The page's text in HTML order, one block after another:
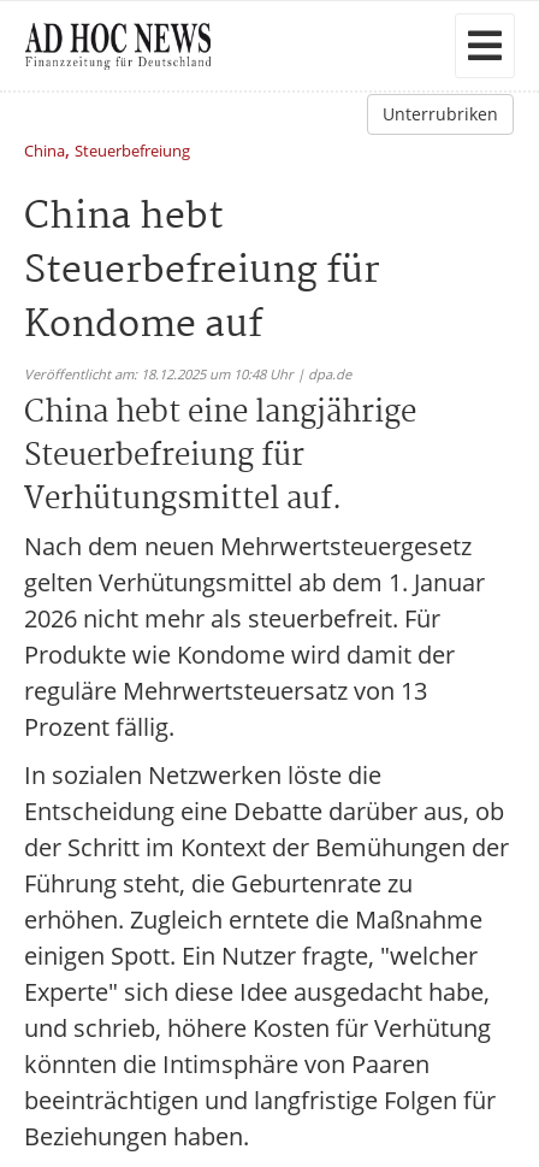
Unterrubriken
China, Steuerbefreiung
China hebt
Steuerbefreiung für
Kondome auf
Veröffentlicht am: 18.12.2025 um 10:48 Uhr | dpa.de
China hebt eine langjährige
Steuerbefreiung für
Verhütungsmittel auf.
Nach dem neuen Mehrwertsteuergesetz
gelten Verhütungsmittel ab dem 1. Januar
2026 nicht mehr als steuerbefreit. Für
Produkte wie Kondome wird damit der
reguläre Mehrwertsteuersatz von 13
Prozent fällig.
In sozialen Netzwerken löste die
Entscheidung eine Debatte darüber aus, ob
der Schritt im Kontext der Bemühungen der
Führung steht, die Geburtenrate zu
erhöhen. Zugleich erntete die Maßnahme
einigen Spott. Ein Nutzer fragte, "welcher
Experte" sich diese Idee ausgedacht habe,
und schrieb, höhere Kosten für Verhütung
könnten die Intimsphäre von Paaren
beeinträchtigen und langfristige Folgen für
Beziehungen haben.